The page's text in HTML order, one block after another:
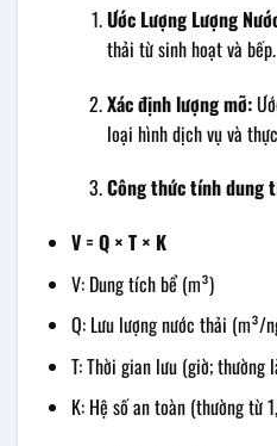
Ước Lượng Lượng
thải từ sinh hoạt và bếp.
Xác định lượng mỡ:
loại hình dịch vụ và
Công thức tính dung
V = Q × T × K
V: Dung tích bể (m³)
Q: Lưu lượng nước thải (m³/
T: Thời gian lưu (giờ; thường
K: Hệ số an toàn (thường từ